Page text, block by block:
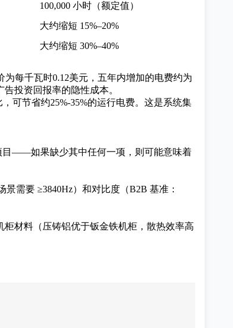
100,000 小时（额定值）
大约缩短 15%–20%
大约缩短 30%–40%
每千瓦时0.12美元，五年内增加的电费约为
投资回报率的隐性成本。
可节省约25%-35%的运行电费。这是系统集
目——如果缺少其中任何一项，则可能意味着
需要 ≥3840Hz）和对比度（B2B 基准：
柜材料（压铸铝优于钣金铁机柜，散热效率高